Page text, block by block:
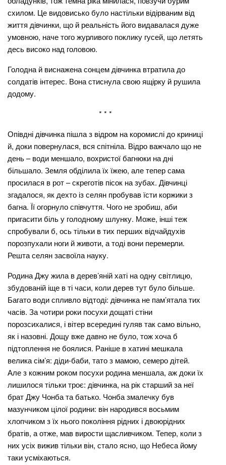
схилом. Це видовисько було настільки відірваним від
життя дівчинки, що й реальність його видавалася дуже
умовною, наче того журливого поклику гусей, що летять
десь високо над головою.
Голодна й виснажена сонцем дівчинка втратила до
солдатів інтерес. Вона стиснула свою ящірку й рушила
додому.
* * *
Опівдні дівчинка пішла з відром на коромислі до криниці
й, доки повернулася, вся спітніла. Відро важчало що не
день – води меншало, вохристої багнюки на дні
більшало. Земля обділила їх їжею, але тепер сама
просилася в рот – скреготів пісок на зубах. Дівчинці
згадалося, як дехто із селян пробував їсти коржики з
багна. Її огорнуло співчуття. Чого не зробиш, аби
пригасити біль у голодному шлунку. Може, інші теж
спробували б, ось тільки в тих перших відчайдухів
порозпухали ноги й животи, а тоді вони перемерли.
Решта селян засвоїла науку.
Родина Джу жила в дерев’яній хаті на одну світлицю,
збудованій іще в ті часи, коли дерев тут було більше.
Багато води спливло відтоді: дівчинка не пам’ятала тих
часів. За чотири роки посухи дощаті стіни
порозсихалися, і вітер всередині гуляв так само вільно,
як і назовні. Дощу вже давно не було, тож хоча б
підтоплення не боялися. Раніше в хатині мешкала
велика сім’я: діди-баби, тато з мамою, семеро дітей.
Але з кожним роком посухи родина меншала, аж доки їх
лишилося тільки троє: дівчинка, на рік старший за неї
брат Джу Чонба та батько. Чонба змалечку був
мазунчиком цілої родини: він народився восьмим
хлопчиком з їх нього покоління рідних і двоюрідних
братів, а отже, мав вирости щасливчиком. Тепер, коли з
них усіх вижив тільки він, стало ясно, що Небеса йому
таки усміхаються.